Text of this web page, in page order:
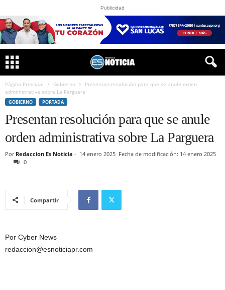
Publicidad
Página Principal Gobierno
Presentan resolución para que se anule orden
administrativa sobre La Parguera
GOBIERNO PORTADA
Presentan resolución para que se anule
orden administrativa sobre La Parguera
Por Redaccion Es Noticia - 14 enero 2025 Fecha de modificación: 14 enero 2025
0
Compartir
Por Cyber News
redaccion@esnoticiapr.com